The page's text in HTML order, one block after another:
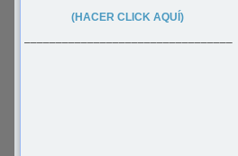
(HACER CLICK AQUÍ)
–––––––––––––––––––––––––––––––––